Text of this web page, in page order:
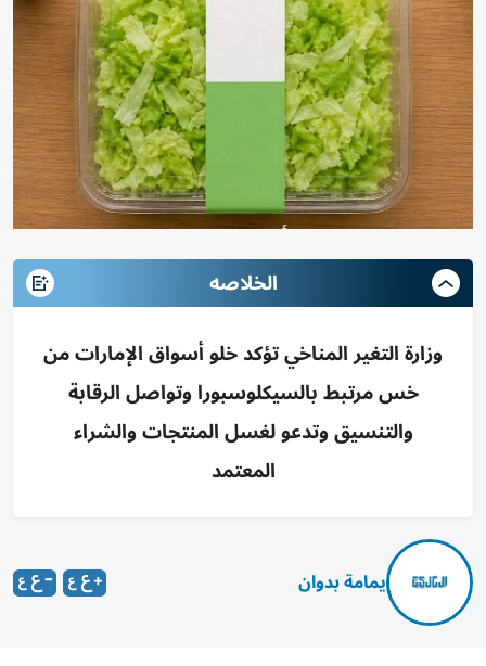
الخلاصه
وزارة التغير المناخي تؤكد خلو أسواق الإمارات من
خس مرتبط بالسيكلوسبورا وتواصل الرقابة
والتنسيق وتدعو لغسل المنتجات والشراء
المعتمد
يمامة بدوان